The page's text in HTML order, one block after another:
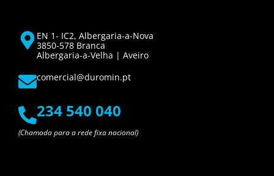
EN 1- IC2, Albergaria-a-Nova
3850-578 Branca
Albergaria-a-Velha | Aveiro
comercial@duromin.pt
234 540 040
(Chamada para a rede fixa nacional)